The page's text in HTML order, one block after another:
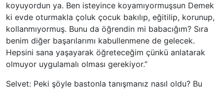
koyuyordun ya. Ben isteyince koyamıyormuşsun Demek
ki evde oturmakla çoluk çocuk bakılıp, eğitilip, korunup,
kollanmıyormuş. Bunu da öğrendin mi babacığım? Sıra
benim diğer başarılarımı kabullenmene de gelecek.
Hepsini sana yaşayarak öğreteceğim çünkü anlatarak
olmuyor uygulamalı olması gerekiyor.”
Selvet: Peki şöyle bastonla tanışmanız nasıl oldu? Bu